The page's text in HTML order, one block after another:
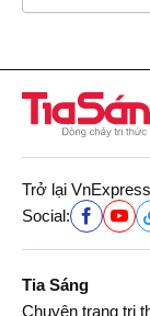
Trở lại VnExpress
Social:
Tia Sáng
Chuyên trang tri